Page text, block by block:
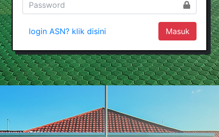
login ASN? klik disini Masuk